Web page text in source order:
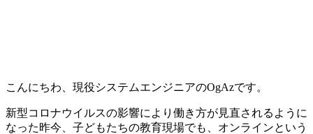
こんにちわ、現役システムエンジニアのOgAzです。
新型コロナウイルスの影響により 働き方が見直されるように
なった昨今、子どもたちの教育現場でも、オンラインという